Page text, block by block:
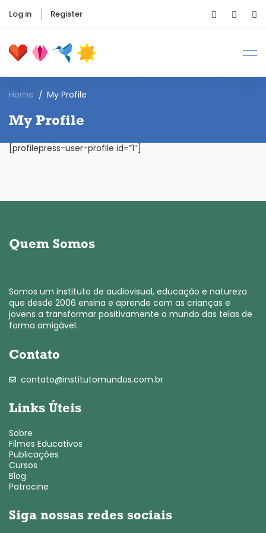
Log in Register
Home My Profile
My Profile
[profilepress-user-profile id=”1″]
Quem Somos
Somos um instituto de audiovisual, educação e natureza
que desde 2006 ensina e aprende com as crianças e
jovens a transformar positivamente o mundo das telas de
forma amigável.
Contato
contato@institutomundos.com.br
Links Úteis
Sobre
Filmes Educativos
Publicações
Cursos
Blog
Patrocine
Siga nossas redes sociais